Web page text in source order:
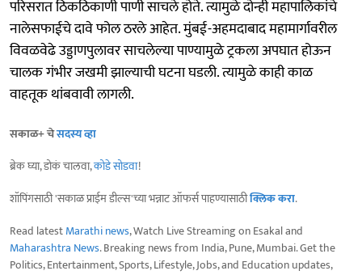
परिसरात ठिकठिकाणी पाणी साचले होते. त्यामुळे दोन्ही महापालिकांचे
नालेसफाईचे दावे फोल ठरले आहेत. मुंबई-अहमदाबाद महामार्गावरील
विवळवेढे उड्डाणपुलावर साचलेल्या पाण्यामुळे ट्रकला अपघात होऊन
चालक गंभीर जखमी झाल्याची घटना घडली. त्यामुळे काही काळ
वाहतूक थांबवावी लागली.
सकाळ+ चेसदस्य व्हा
ब्रेक घ्या, डोकं चालवा,कोडे सोडवा!
शॉपिंगसाठी 'सकाळ प्राईम डील्स'च्या भन्नाट ऑफर्स पाहण्यासाठीक्लिक करा.
Read latestMarathi news, Watch Live Streaming on Esakal and
Maharashtra News. Breaking news from India, Pune, Mumbai. Get the
Politics, Entertainment, Sports, Lifestyle, Jobs, and Education updates,